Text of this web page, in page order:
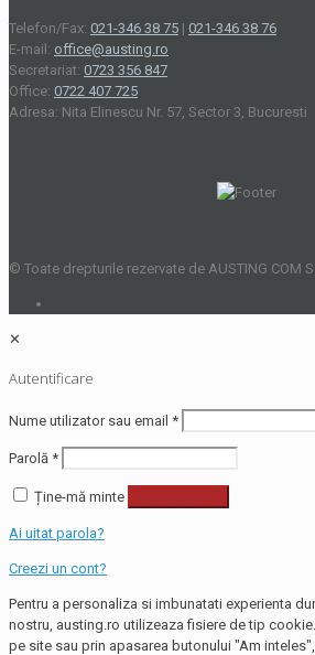
Telefon/Fax: 021-346 38 75 | 021-346 38 76
E-mail: office@austing.ro
Secretariat: 0723 356 847
Office: 0722 407 725
Adresa: Nita Elinescu Nr. 57, Sector 3, Bucuresti
© Toate drepturile rezervate de AUSTING COM
✕
Autentificare
Nume utilizator sau email *
Parolă *
Ține-mă minte
Ai uitat parola?
Creezi un cont?
Pentru a personaliza si imbunatati experienta
nostru, austing.ro utilizeaza fisiere de tip
pe site sau prin apasarea butonului "Am